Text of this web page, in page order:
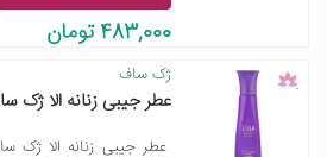
483,000 تومان
ژک ساف
عطر جیبی زنانه الا ژک ساف 20 میلی
عطر جیبی زنانه الا ژک